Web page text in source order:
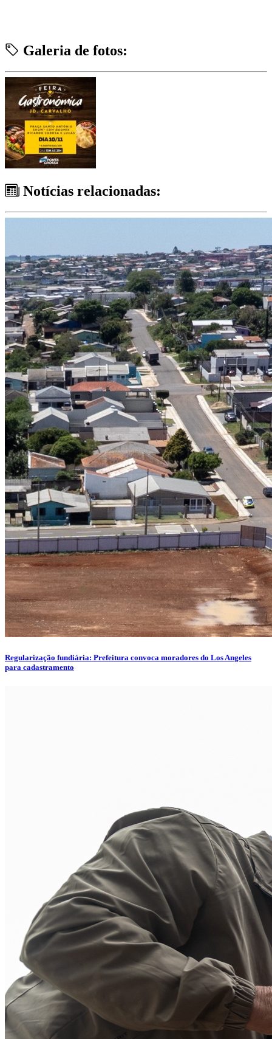
Galeria de fotos:
Notícias relacionadas:
Regularização fundiária: Prefeitura convoca moradores do Los Angeles
para cadastramento